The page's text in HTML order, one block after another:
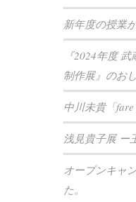
新年度の授業
『2024年度
制作展』のお
中川未貴「fare
浅見貴子展 ー
オープンキャ
た。